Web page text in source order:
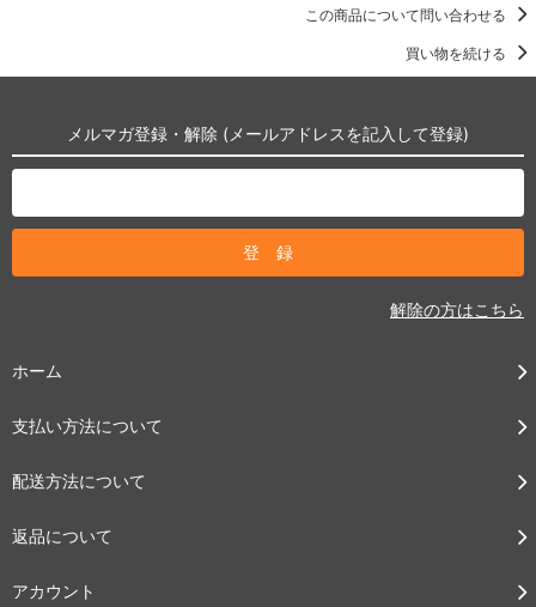
この商品について問い合わせる
買い物を続ける
メルマガ登録・解除 (メールアドレスを記入して登録)
解除の方はこちら
ホーム
支払い方法について
配送方法について
返品について
アカウント